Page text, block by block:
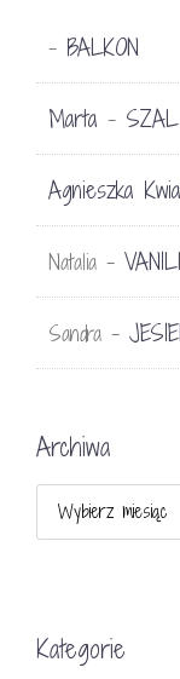
- BALKON
Marta -
Agnieszka
Natalia -
Sandra -
Archiwa
Archiwa
Kategorie